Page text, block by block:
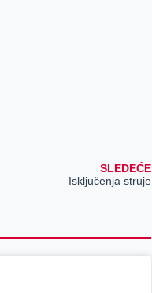
SLEDEĆE
Isključenja struje